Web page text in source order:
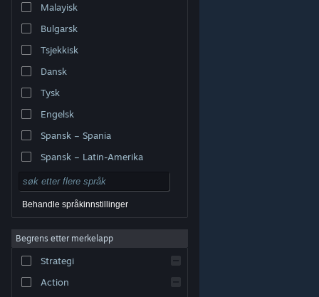
© Valve Corporation. Alle rettigheter reservert. Alle
Retningslinjer for personvern
Tilgjengelighet
|Steams abonnementsavtale
Refusjoner
Malayisk
Bulgarsk
Tsjekkisk
Dansk
Tysk
Engelsk
Spansk – Spania
Spansk – Latin-Amerika
Behandle språkinnstillinger
Begrens etter merkelapp
Strategi
Action